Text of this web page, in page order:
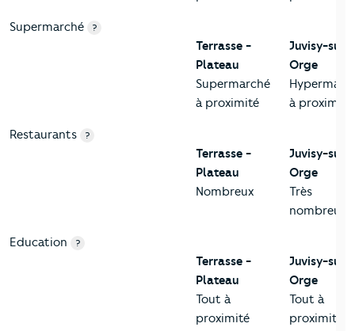
Supermarché ?
Terrasse -
Plateau
Supermarché
à proximité
Juvisy-sur-
Orge
à proximité
Restaurants ?
Terrasse -
Plateau
Nombreux
Juvisy-sur-
Orge
Très
nombreux
Education ?
Terrasse -
Plateau
Tout à
proximité
Juvisy-sur-
Orge
Tout à
proximité